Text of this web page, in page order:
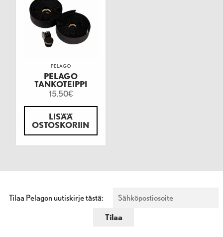
PELAGO
PELAGO
TANKOTEIPPI
15.50€
LISÄÄ
OSTOSKORIIN
Tilaa Pelagon uutiskirje tästä: